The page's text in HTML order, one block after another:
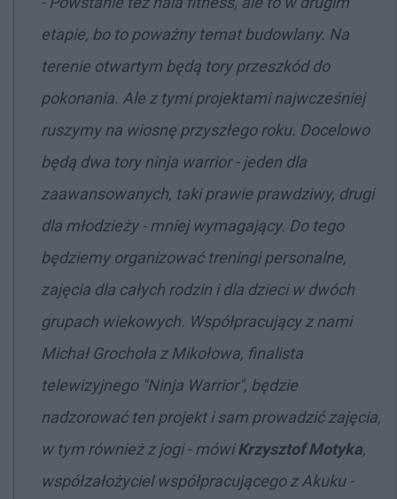
etapie, bo to poważny temat budowlany. Na
terenie otwartym będą tory przeszkód do
pokonania. Ale z tymi projektami najwcześniej
ruszymy na wiosnę przyszłego roku. Docelowo
będą dwa tory ninja warrior - jeden dla
zaawansowanych, taki prawie prawdziwy, drugi
dla młodzieży - mniej wymagający. Do tego
będziemy organizować treningi personalne,
zajęcia dla całych rodzin i dla dzieci w dwóch
grupach wiekowych. Współpracujący z nami
Michał Grochoła z Mikołowa, finalista
telewizyjnego "Ninja Warrior", będzie
nadzorować ten projekt i sam prowadzić zajęcia,
w tym również z jogi - mówiKrzysztof Motyka,
współzałożyciel współpracującego z Akuku -